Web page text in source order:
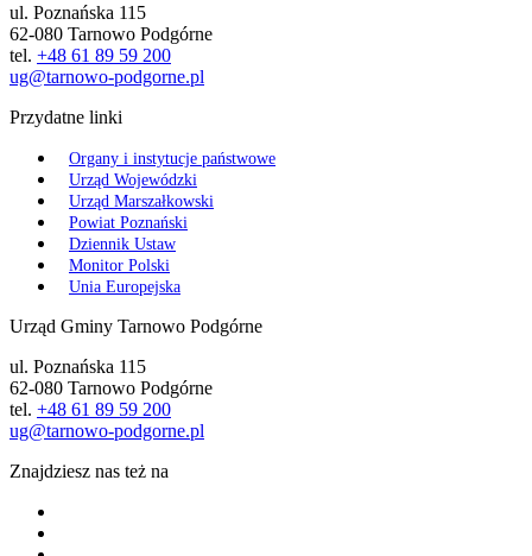
ul. Poznańska 115
62-080 Tarnowo Podgórne
tel. +48 61 89 59 200
ug@tarnowo-podgorne.pl
Przydatne linki
Organy i instytucje państwowe
Urząd Wojewódzki
Urząd Marszałkowski
Powiat Poznański
Dziennik Ustaw
Monitor Polski
Unia Europejska
Urząd Gminy Tarnowo Podgórne
ul. Poznańska 115
62-080 Tarnowo Podgórne
tel. +48 61 89 59 200
ug@tarnowo-podgorne.pl
Znajdziesz nas też na